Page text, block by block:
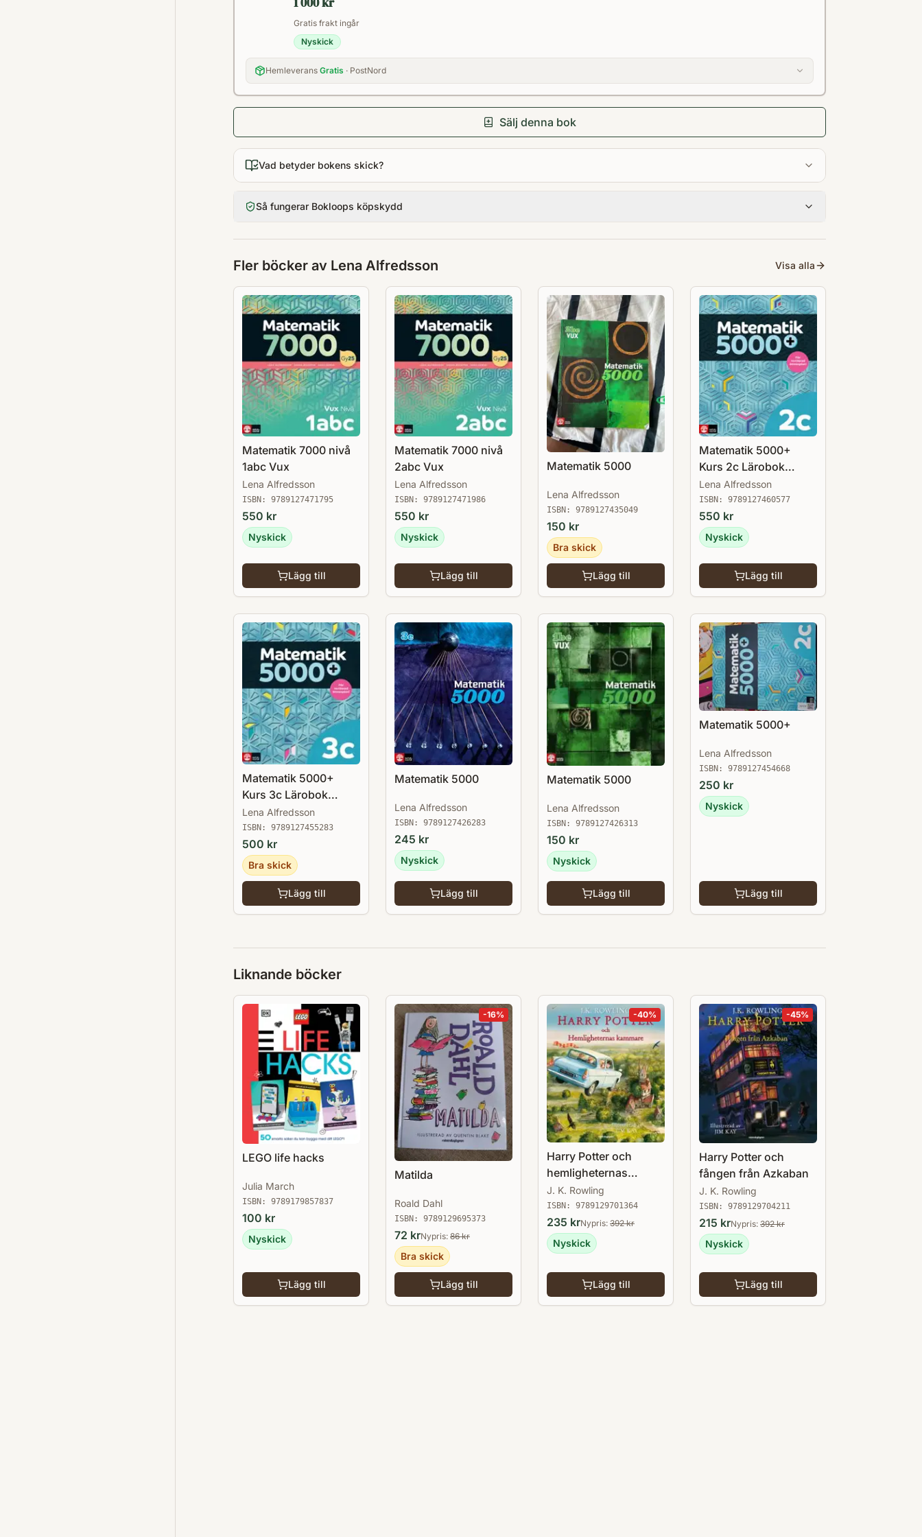
Gratis frakt ingår
Nyskick
Hemleverans Gratis · PostNord
Sälj denna bok
Vad betyder bokens skick?
Så fungerar Bokloops köpskydd
Fler böcker av Lena Alfredsson Visa alla
Matematik 7000 nivå
1abc Vux
Lena Alfredsson
ISBN: 9789127471795
550 kr
Nyskick
Lägg till
Matematik 7000 nivå
2abc Vux
Lena Alfredsson
ISBN: 9789127471986
550 kr
Nyskick
Lägg till
Matematik 5000
Lena Alfredsson
ISBN: 9789127435049
150 kr
Bra skick
Lägg till
Matematik 5000+
Kurs 2c Lärobok
Upplaga 2021
Lena Alfredsson
ISBN: 9789127460577
550 kr
Nyskick
Lägg till
Matematik 5000+
Kurs 3c Lärobok
Upplaga 2021
Lena Alfredsson
ISBN: 9789127455283
500 kr
Bra skick
Lägg till
Matematik 5000
Lena Alfredsson
ISBN: 9789127426283
245 kr
Nyskick
Lägg till
Matematik 5000
Lena Alfredsson
ISBN: 9789127426313
150 kr
Nyskick
Lägg till
Matematik 5000+
Lena Alfredsson
ISBN: 9789127454668
250 kr
Nyskick
Lägg till
Liknande böcker
LEGO life hacks
Julia March
ISBN: 9789179857837
100 kr
Nyskick
Lägg till
-16%
Matilda
Roald Dahl
ISBN: 9789129695373
72 krNypris: 86kr
Bra skick
Lägg till
-40%
Harry Potter och
hemligheternas
kammare
J. K. Rowling
ISBN: 9789129701364
235 krNypris: 392kr
Nyskick
Lägg till
-45%
Harry Potter och
fången från Azkaban
J. K. Rowling
ISBN: 9789129704211
215 krNypris: 392kr
Nyskick
Lägg till